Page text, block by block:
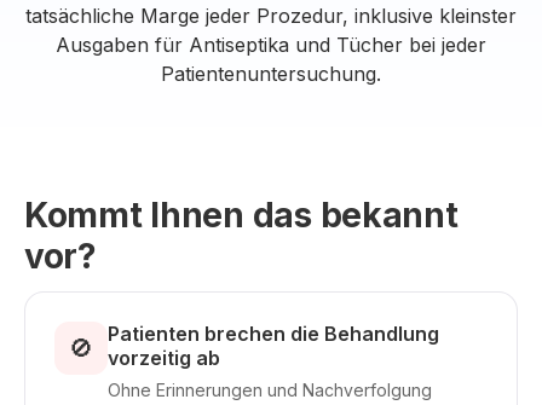
tatsächliche Marge jeder Prozedur, inklusive kleinster
Ausgaben für Antiseptika und Tücher bei jeder
Patientenuntersuchung.
Kommt Ihnen das bekannt
vor?
🚫
Patienten brechen die Behandlung
vorzeitig ab
Ohne Erinnerungen und Nachverfolgung